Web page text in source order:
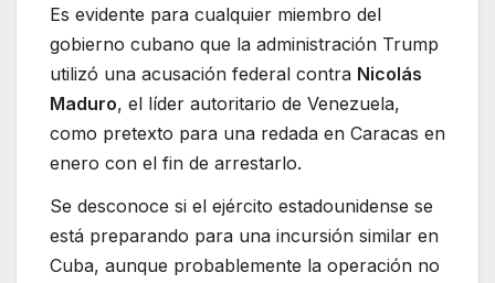
Es evidente para cualquier miembro del
gobierno cubano que la administración Trump
utilizó una acusación federal contra Nicolás
Maduro, el líder autoritario de Venezuela,
como pretexto para una redada en Caracas en
enero con el fin de arrestarlo.
Se desconoce si el ejército estadounidense se
está preparando para una incursión similar en
Cuba, aunque probablemente la operación no